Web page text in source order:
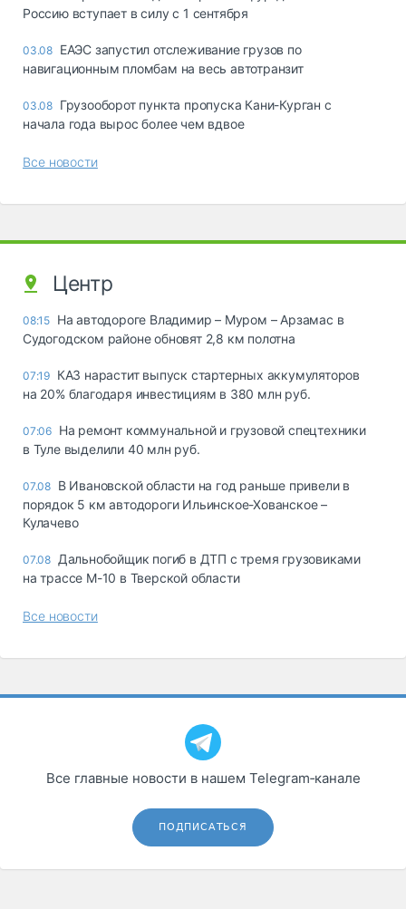
Россию вступает в силу с 1 сентября
03.08 ЕАЭС запустил отслеживание грузов по
навигационным пломбам на весь автотранзит
03.08 Грузооборот пункта пропуска Кани-Курган с
начала года вырос более чем вдвое
Все новости
Центр
08:15 На автодороге Владимир – Муром – Арзамас в
Судогодском районе обновят 2,8 км полотна
07:19 КАЗ нарастит выпуск стартерных аккумуляторов
на 20% благодаря инвестициям в 380 млн руб.
07:06 На ремонт коммунальной и грузовой спецтехники
в Туле выделили 40 млн руб.
07.08 В Ивановской области на год раньше привели в
порядок 5 км автодороги Ильинское-Хованское –
Кулачево
07.08 Дальнобойщик погиб в ДТП с тремя грузовиками
на трассе М-10 в Тверской области
Все новости
Все главные новости в нашем Telegram‑канале
ПОДПИСАТЬСЯ